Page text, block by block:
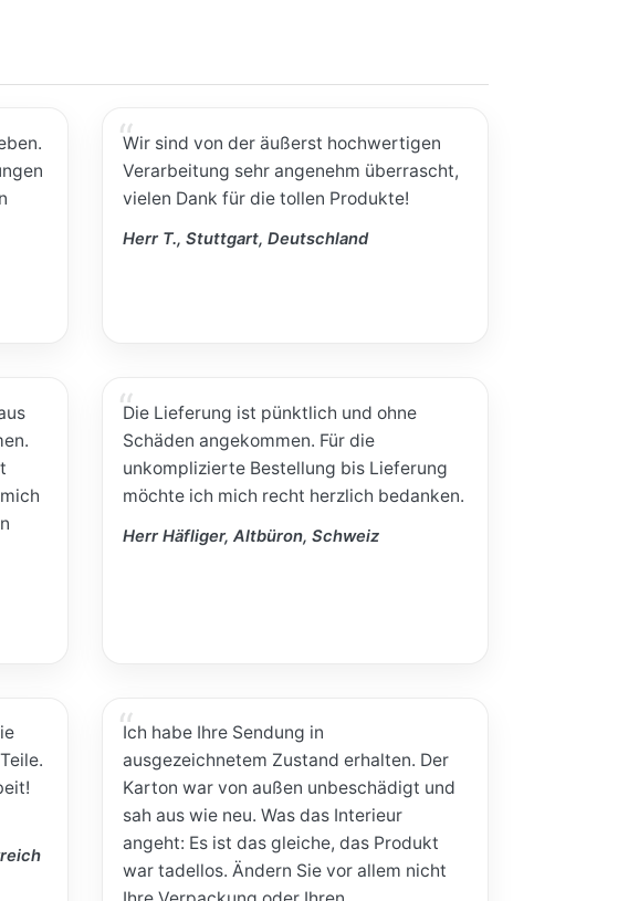
Wir sind von der äußerst hochwertigen
Verarbeitung sehr angenehm überrascht,
vielen Dank für die tollen Produkte!
Herr T., Stuttgart, Deutschland
Die Lieferung ist pünktlich und ohne
Schäden angekommen. Für die
unkomplizierte Bestellung bis Lieferung
möchte ich mich recht herzlich bedanken.
Herr Häfliger, Altbüron, Schweiz
Ich habe Ihre Sendung in
ausgezeichnetem Zustand erhalten. Der
Karton war von außen unbeschädigt und
sah aus wie neu. Was das Interieur
angeht: Es ist das gleiche, das Produkt
war tadellos. Ändern Sie vor allem nicht